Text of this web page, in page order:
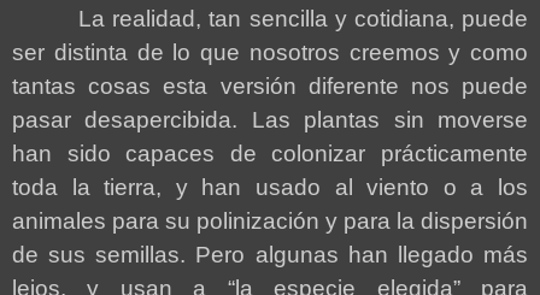
La realidad, tan sencilla y cotidiana, puede
ser distinta de lo que nosotros creemos y como
tantas cosas esta versión diferente nos puede
pasar desapercibida. Las plantas sin moverse
han sido capaces de colonizar prácticamente
toda la tierra, y han usado al viento o a los
animales para su polinización y para la dispersión
de sus semillas. Pero algunas han llegado más
lejos, y usan a “la especie elegida” para